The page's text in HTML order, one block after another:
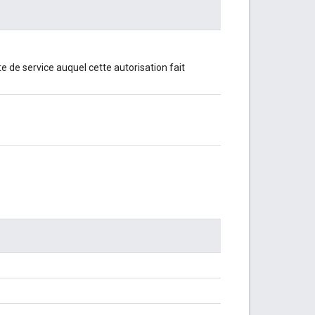
de service auquel cette autorisation fait